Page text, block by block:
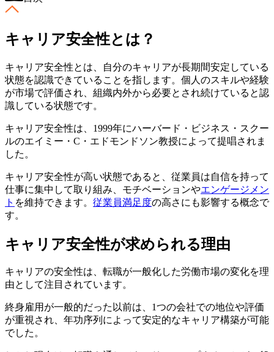
キャリア安全性とは？
キャリア安全性とは、自分のキャリアが長期間安定している
状態を認識できていることを指します。個人のスキルや経験
が市場で評価され、組織内外から必要とされ続けていると認
識している状態です。
キャリア安全性は、1999年にハーバード・ビジネス・スクー
ルのエイミー・C・エドモンドソン教授によって提唱されま
した。
キャリア安全性が高い状態であると、従業員は自信を持って
仕事に集中して取り組み、モチベーションやエンゲージメン
ト を維持できます。 従業員満足度の高さにも影響する概念で
す。
キャリア安全性が求められる理由
キャリアの安全性は、転職が一般化した労働市場の変化を理
由として注目されています。
終身雇用が一般的だった以前は、1つの会社での地位や評価
が重視され、年功序列によって安定的なキャリア構築が可能
でした。